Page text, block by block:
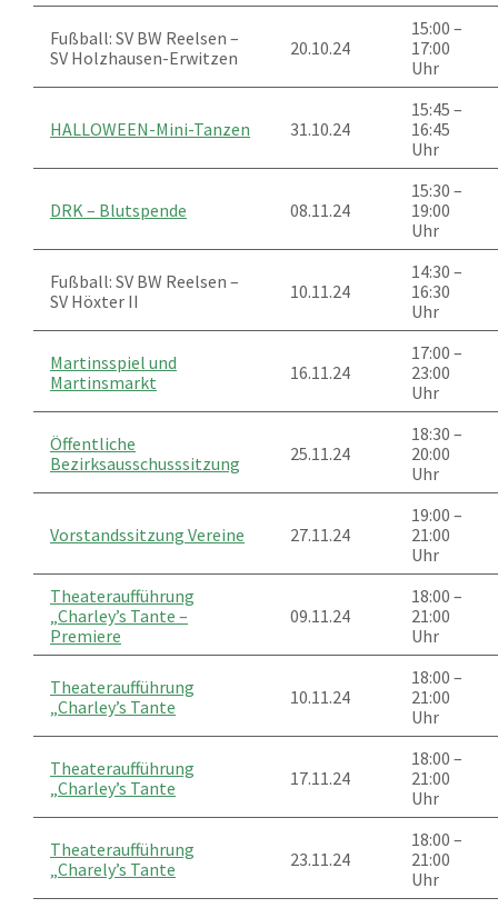
Fußball: SV BW Reelsen –
SV Holzhausen-Erwitzen
20.10.24
15:00 –
17:00
Uhr
HALLOWEEN-Mini-Tanzen 31.10.24
15:45 –
16:45
Uhr
DRK – Blutspende 08.11.24
15:30 –
19:00
Uhr
Fußball: SV BW Reelsen –
SV Höxter II
10.11.24
14:30 –
16:30
Uhr
Martinsspiel und
Martinsmarkt
16.11.24
17:00 –
23:00
Uhr
Öffentliche
Bezirksausschusssitzung
25.11.24
18:30 –
20:00
Uhr
Vorstandssitzung Vereine 27.11.24
19:00 –
21:00
Uhr
Theateraufführung
„Charley’s Tante –
Premiere
09.11.24
18:00 –
21:00
Uhr
Theateraufführung
„Charley’s Tante
10.11.24
18:00 –
21:00
Uhr
Theateraufführung
„Charley’s Tante
17.11.24
18:00 –
21:00
Uhr
Theateraufführung
„Charely’s Tante
23.11.24
18:00 –
21:00
Uhr